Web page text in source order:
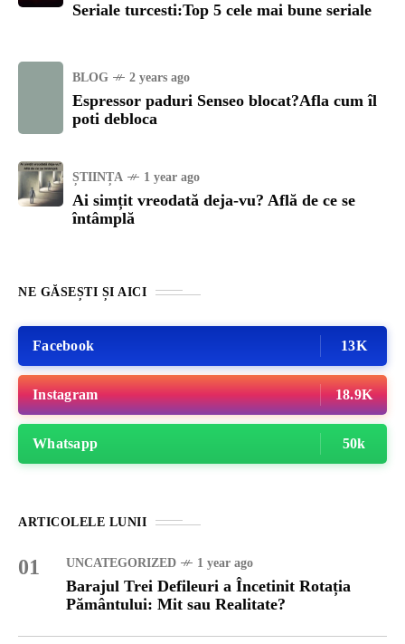
Seriale turcesti:Top 5 cele mai bune seriale
BLOG 2 years ago
Espressor paduri Senseo blocat?Afla cum îl
poti debloca
ȘTIINȚA 1 year ago
Ai simțit vreodată deja-vu? Află de ce se
întâmplă
NE GĂSEȘTI ȘI AICI
Facebook 13K
Instagram 18.9K
Whatsapp 50k
ARTICOLELE LUNII
01 UNCATEGORIZED 1 year ago
Barajul Trei Defileuri a Încetinit Rotația
Pământului: Mit sau Realitate?